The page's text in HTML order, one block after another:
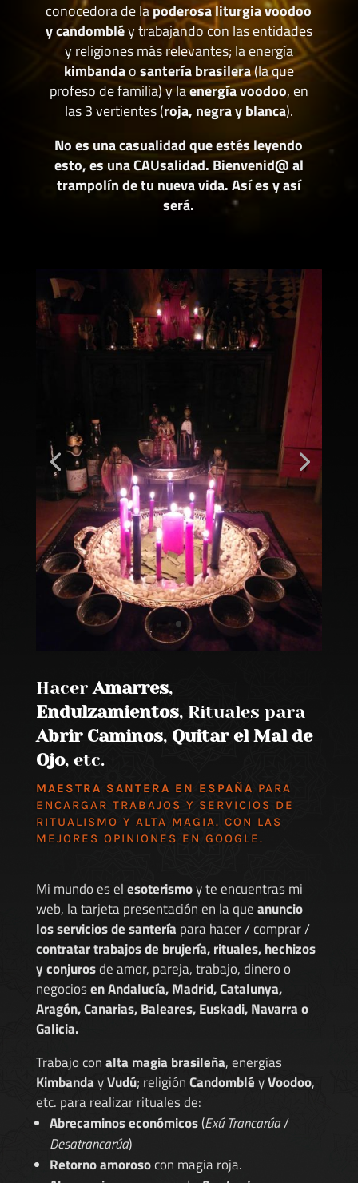
conocedora de lapoderosa liturgia voodoo
y candombléy trabajando con las entidades
y religiones más relevantes; la energía
kimbandaosantería brasilera(la que
profeso de familia) y laenergía voodoo, en
las 3 vertientes (roja, negra y blanca).
No es una casualidad que estés leyendo
esto, es una CAUsalidad. Bienvenid@ al
trampolín de tu nueva vida. Así es y así
será.
Hacer Amarres,
Endulzamientos, Rituales para
Abrir Caminos, Quitar el Mal de
Ojo, etc.
MAESTRA SANTERA EN ESPAÑA PARA
ENCARGAR TRABAJOS Y SERVICIOS DE
RITUALISMO Y ALTA MAGIA. CON LAS
MEJORES OPINIONES EN GOOGLE.
Mi mundo es elesoterismoy te encuentras mi
web, la tarjeta presentación en la queanuncio
los servicios de santería para hacer / comprar /
contratar trabajos de brujería, rituales, hechizos
y conjurosde amor, pareja, trabajo, dinero o
negociosen Andalucía, Madrid, Catalunya,
Aragón, Canarias, Baleares, Euskadi, Navarra o
Galicia.
Trabajo conalta magia brasileña, energías
KimbandayVudú; religiónCandombléyVoodoo,
etc. para realizar rituales de:
Abrecaminos económicos(Exú Trancarúa/
Desatrancarúa)
Retorno amorosocon magia roja.